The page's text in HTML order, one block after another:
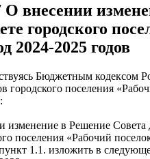
внесении
городского
2024-2025 годов
Бюджетным кодексом
городского поселения
изменение в Решение Совета
поселения «Рабочий
1.1. изложить в